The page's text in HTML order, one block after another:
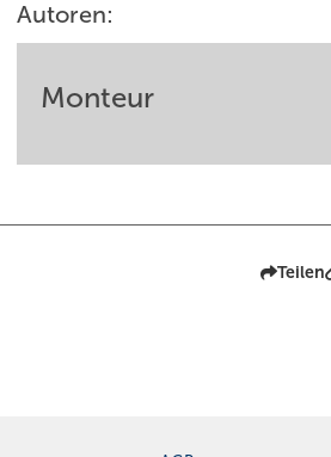
Autoren:
Monteur
Teilen